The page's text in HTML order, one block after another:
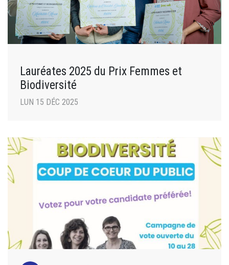
Lauréates 2025 du Prix Femmes et
Biodiversité
LUN 15 DÉC 2025